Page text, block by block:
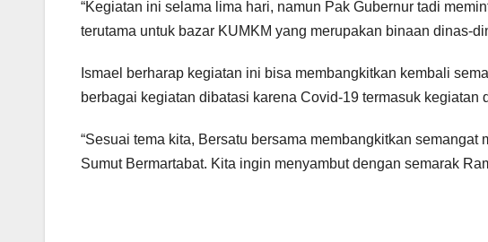
“Kegiatan ini selama lima hari, namun Pak Gubernur tadi
terutama untuk bazar KUMKM yang merupakan binaan dinas-
Ismael berharap kegiatan ini bisa membangkitkan kembali
berbagai kegiatan dibatasi karena Covid-19 termasuk kegiatan
“Sesuai tema kita, Bersatu bersama membangkitkan
Sumut Bermartabat. Kita ingin menyambut dengan semarak